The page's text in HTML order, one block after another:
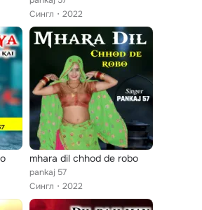
Сингл
2022
mhara dil chhod de robo
pankaj 57
Сингл
2022